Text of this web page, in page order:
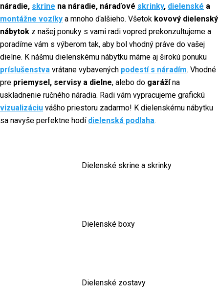
náradie, skrine na náradie, náraďové skrinky, dielenské a
montážne vozíky a mnoho ďalšieho. Všetok kovový dielenský
nábytok z našej ponuky s vami radi vopred prekonzultujeme a
poradíme vám s výberom tak, aby bol vhodný práve do vašej
dielne. K nášmu dielenskému nábytku máme aj širokú ponuku
príslušenstva vrátane vybavených podestí s náradím. Vhodné
pre priemysel, servisy a dielne, alebo do garážína
uskladnenie ručného náradia. Radi vám vypracujeme grafickú
vizualizáciu vášho priestoru zadarmo! K dielenskému nábytku
sa navyše perfektne hodí dielenská podlaha.
Dielenské skrine a skrinky
Dielenské boxy
Dielenské zostavy